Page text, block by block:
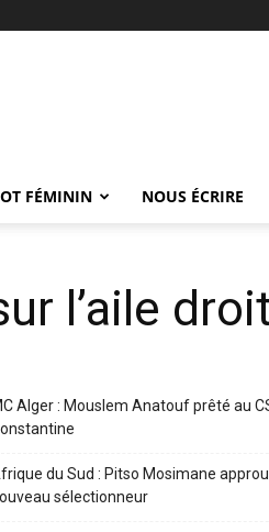
FÉMININ NOUS ÉCRIRE
l’aile
Alger : Mouslem Anatouf prêté au
du Sud : Pitso Mosimane
sélectionneur